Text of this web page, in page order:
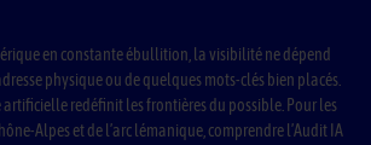
en constante ébullition, la visibilité ne dépend
physique ou de quelques mots-clés bien placés.
artificielle redéfinit les frontières du possible. Pour les
Alpes et de l’arc lémanique, comprendre l’Audit IA